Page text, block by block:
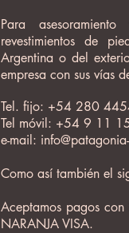
Para
revestimientos de
Argentina o del
empresa con sus vías
Tel. fijo: +54 280
Tel móvil: +54 9 11
e-mail:
Como así también el
Aceptamos pagos con
NARANJA VISA.